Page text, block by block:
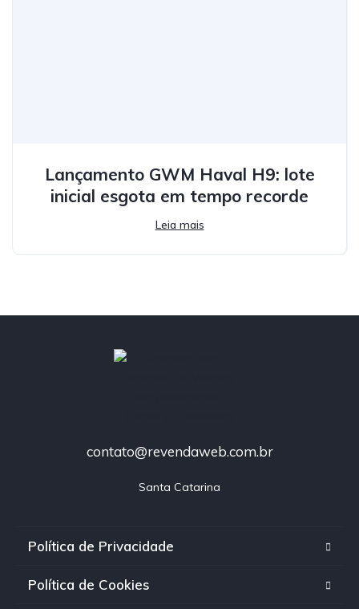
Lançamento GWM Haval H9: lote
inicial esgota em tempo recorde
Leia mais
contato@revendaweb.com.br
Santa Catarina
Política de Privacidade
Política de Cookies